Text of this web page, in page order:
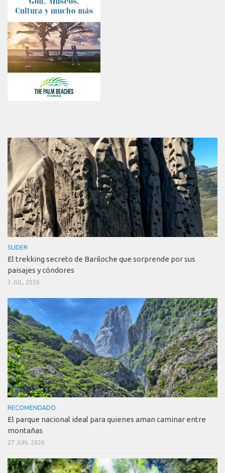
SLIDER
El trekking secreto de Bariloche que sorprende por sus
paisajes y cóndores
3 JUL, 2026
RECOMENDADO
El parque nacional ideal para quienes aman caminar entre
montañas
27 JUN, 2026